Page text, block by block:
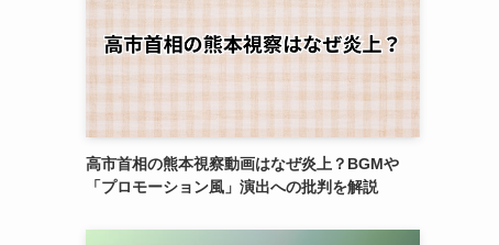
高市首相の熊本視察動画はなぜ炎上？BGMや
「プロモーション風」演出への批判を解説